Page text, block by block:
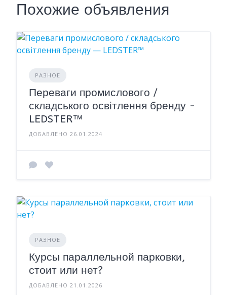
Похожие объявления
РАЗНОЕ
Переваги промислового /
складського освітлення бренду -
LEDSTER™
ДОБАВЛЕНО 26.01.2024
РАЗНОЕ
Курсы параллельной парковки,
стоит или нет?
ДОБАВЛЕНО 21.01.2026